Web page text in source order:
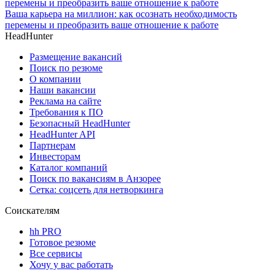
Ваша карьера на миллион: как осознать необходимость
перемены и преобразить ваше отношение к работе
HeadHunter
Размещение вакансий
Поиск по резюме
О компании
Наши вакансии
Реклама на сайте
Требования к ПО
Безопасный HeadHunter
HeadHunter API
Партнерам
Инвесторам
Каталог компаний
Поиск по вакансиям в Анзорее
Сетка: соцсеть для нетворкинга
Соискателям
hh PRO
Готовое резюме
Все сервисы
Хочу у вас работать